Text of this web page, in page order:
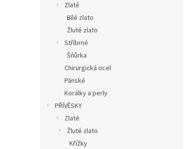
Zlaté
Bílé zlato
Žluté zlato
Stříbrné
Šňůrka
Chirurgická ocel
Pánské
Korálky a perly
PŘÍVĚSKY
Zlaté
Žluté zlato
Křížky